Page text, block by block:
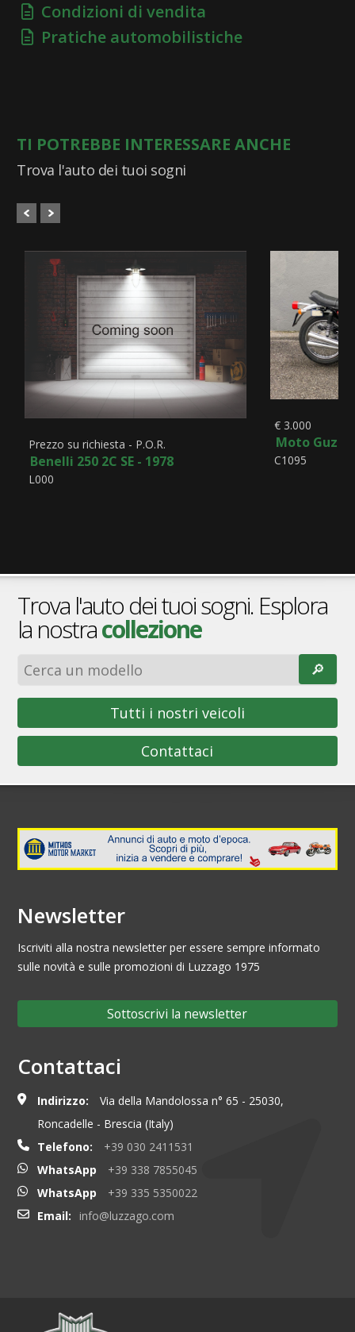
Condizioni di vendita
Pratiche automobilistiche
TI POTREBBE INTERESSARE ANCHE
Trova l'auto dei tuoi sogni
Prezzo su richiesta - P.O.R.
Benelli 250 2C SE - 1978
L000
€ 3.000
Moto Guzzi
C1095
Trova l'auto dei tuoi sogni. Esplora
la nostracollezione
🔎︎
Tutti i nostri veicoli
Contattaci
Newsletter
Iscriviti alla nostra newsletter per essere sempre informato
sulle novità e sulle promozioni di Luzzago 1975
Sottoscrivi la newsletter
Contattaci
Indirizzo:
Via della Mandolossa n° 65 - 25030,
Roncadelle - Brescia (Italy)
Telefono:
+39 030 2411531
WhatsApp
+39 338 7855045
WhatsApp
+39 335 5350022
Email:
info@luzzago.com